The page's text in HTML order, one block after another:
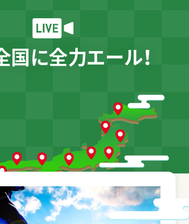
国に全力エール！